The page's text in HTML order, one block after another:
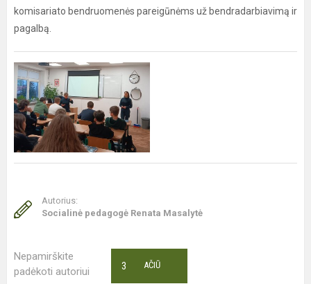
komisariato bendruomenės pareigūnėms už bendradarbiavimą ir
pagalbą.
Autorius:
Socialinė pedagogė Renata Masalytė
Nepamirškite
padėkoti autoriui
AČIŪ
3